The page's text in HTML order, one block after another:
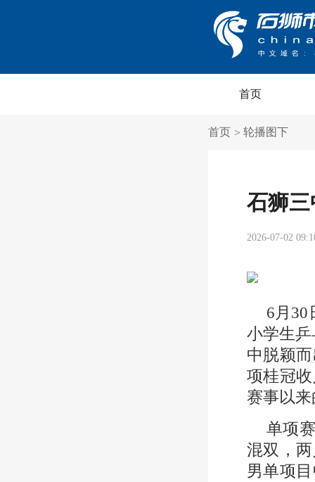
首页
首页 > 轮播图下
石狮
2026-07-02
6月30
小学生
中脱颖
项桂冠
赛事以
单项
混双，
男单项